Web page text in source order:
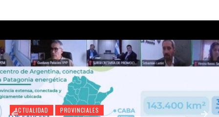
ACTUALIDAD PROVINCIALES